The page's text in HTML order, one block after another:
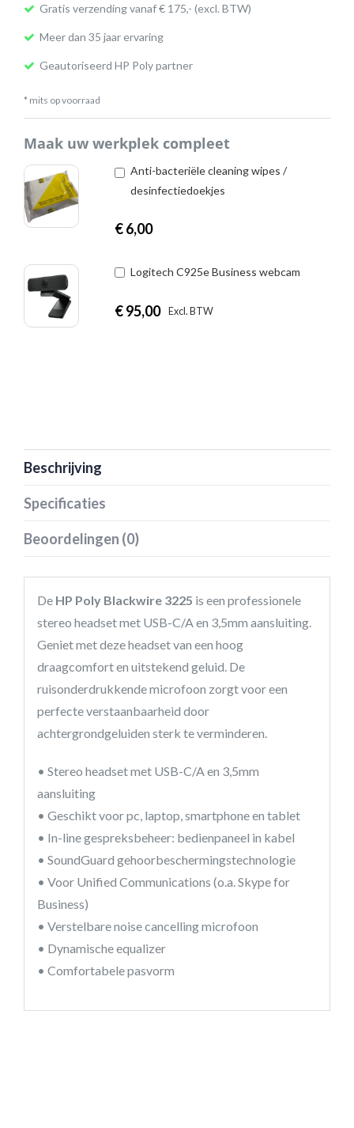
Maak uw werkplek compleet
Anti-bacteriële cleaning wipes /
desinfectiedoekjes
€6,00
Logitech C925e Business webcam
€95,00 Excl. BTW
Gratis verzending vanaf € 175,- (excl. BTW)
Meer dan 35 jaar ervaring
Geautoriseerd HP Poly partner
* mits op voorraad
Beschrijving
Specificaties
Beoordelingen (0)
De HP Poly Blackwire 3225 is een professionele
stereo headset met USB-C/A en 3,5mm aansluiting.
Geniet met deze headset van een hoog
draagcomfort en uitstekend geluid. De
ruisonderdrukkende microfoon zorgt voor een
perfecte verstaanbaarheid door
achtergrondgeluiden sterk te verminderen.
• Stereo headset met USB-C/A en 3,5mm
aansluiting
• Geschikt voor pc, laptop, smartphone en tablet
• In-line gespreksbeheer: bedienpaneel in kabel
• SoundGuard gehoorbeschermingstechnologie
• Voor Unified Communications (o.a. Skype for
Business)
• Verstelbare noise cancelling microfoon
• Dynamische equalizer
• Comfortabele pasvorm